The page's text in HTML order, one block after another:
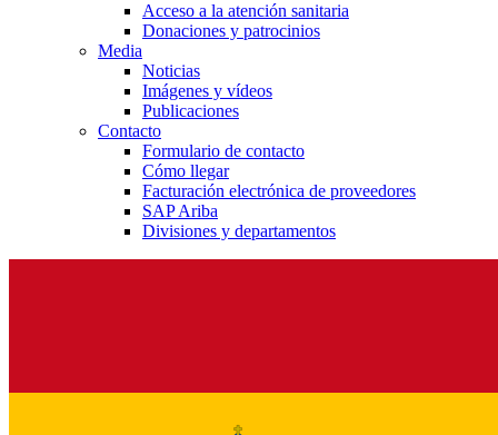
Acceso a la atención sanitaria
Donaciones y patrocinios
Media
Noticias
Imágenes y vídeos
Publicaciones
Contacto
Formulario de contacto
Cómo llegar
Facturación electrónica de proveedores
SAP Ariba
Divisiones y departamentos